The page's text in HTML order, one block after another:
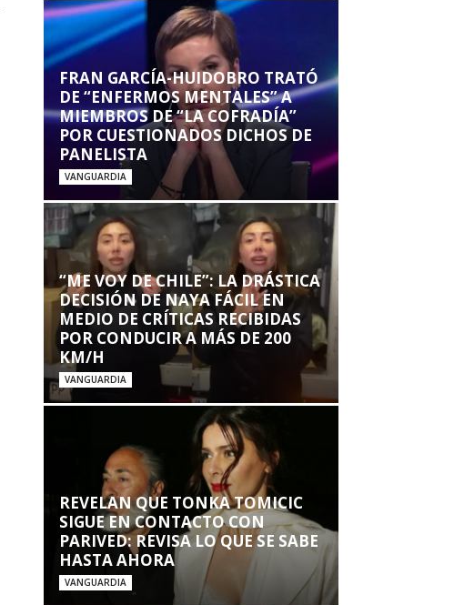
FRAN GARCÍA-HUIDOBRO TRATÓ
DE “ENFERMOS MENTALES” A
MIEMBROS DE “LA COFRADÍA”
POR CUESTIONADOS DICHOS DE
PANELISTA
VANGUARDIA
“ME VOY DE CHILE”: LA DRÁSTICA
DECISIÓN DE NAYA FÁCIL EN
MEDIO DE CRÍTICAS RECIBIDAS
POR CONDUCIR A MÁS DE 200
KM/H
VANGUARDIA
REVELAN QUE TONKA TOMICIC
SIGUE EN CONTACTO CON
PARIVED: REVISA LO QUE SE SABE
HASTA AHORA
VANGUARDIA